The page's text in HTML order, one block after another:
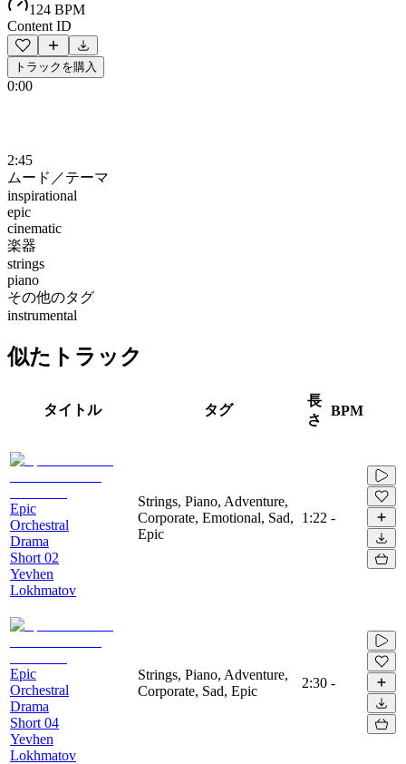
124 BPM
Content ID
トラックを購入
0:00
2:45
ムード／テーマ
inspirational
epic
cinematic
楽器
strings
piano
その他のタグ
instrumental
似たトラック
タイトル タグ
長
さ
BPM
Epic
Orchestral
Drama
Short 02
Yevhen
Lokhmatov
Strings, Piano, Adventure,
Corporate, Emotional, Sad,
Epic
1:22 -
Epic
Orchestral
Drama
Short 04
Yevhen
Lokhmatov
Strings, Piano, Adventure,
Corporate, Sad, Epic
2:30 -